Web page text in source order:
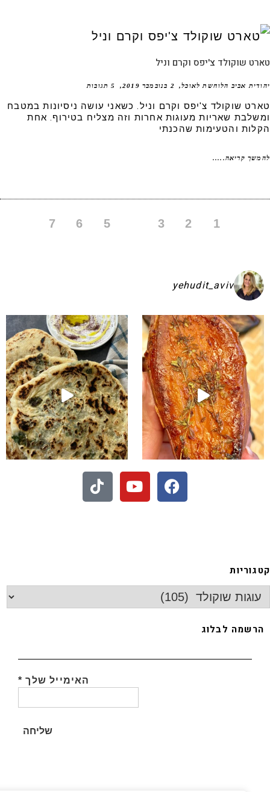
שוקולד צ'יפס וקרם וניל
אביב הלוחשת לאוכל 2 בנובמבר 2019 5 תגובות
שוקולד צ'יפס וקרם וניל. כשאני עושה ניסיונות במטבח
שאריות מעוגות אחרות וזה מצליח בטירוף. אחת
והטעימות שהכנתי
קריאה.....
yehudit_aviv
בפיתות היסטריות
חיתוכיות ריבה וקוקוס
לבלוג
האימייל שלך*